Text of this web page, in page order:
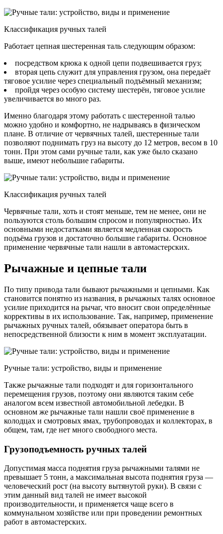
Классификация ручных талей
Работает цепная шестеренная таль следующим образом:
посредством крюка к одной цепи подвешивается груз;
вторая цепь служит для управления грузом, она передаёт
тяговое усилие через специальный подъёмный механизм;
пройдя через особую систему шестерён, тяговое усилие
увеличивается во много раз.
Именно благодаря этому работать с шестеренной талью
можно удобно и комфортно, не надрываясь в физическом
плане. В отличие от червячных талей, шестеренные тали
позволяют поднимать груз на высоту до 12 метров, весом в 10
тонн. При этом сами ручные тали, как уже было сказано
выше, имеют небольшие габариты.
Классификация ручных талей
Червячные тали, хоть и стоят меньше, тем не менее, они не
пользуются столь большим спросом и популярностью. Их
основными недостатками является медленная скорость
подъёма грузов и достаточно большие габариты. Основное
применение червячные тали нашли в автомастерских.
Рычажные и цепные тали
По типу привода тали бывают рычажными и цепными. Как
становится понятно из названия, в рычажных талях основное
усилие приходится на рычаг, что вносит свои определённые
коррективы в их использование. Так, например, применение
рычажных ручных талей, обязывает оператора быть в
непосредственной близости к ним в момент эксплуатации.
Ручные тали: устройство, виды и применение
Также рычажные тали подходят и для горизонтального
перемещения грузов, поэтому они являются таким себе
аналогом всем известной автомобильной лебедки. В
основном же рычажные тали нашли своё применение в
колодцах и смотровых ямах, трубопроводах и коллекторах, в
общем, там, где нет много свободного места.
Грузоподъемность ручных талей
Допустимая масса поднятия груза рычажными талями не
превышает 5 тонн, а максимальная высота поднятия груза —
человеческий рост (на высоту вытянутой руки). В связи с
этим данный вид талей не имеет высокой
производительности, и применяется чаще всего в
коммунальном хозяйстве или при проведении ремонтных
работ в автомастерских.